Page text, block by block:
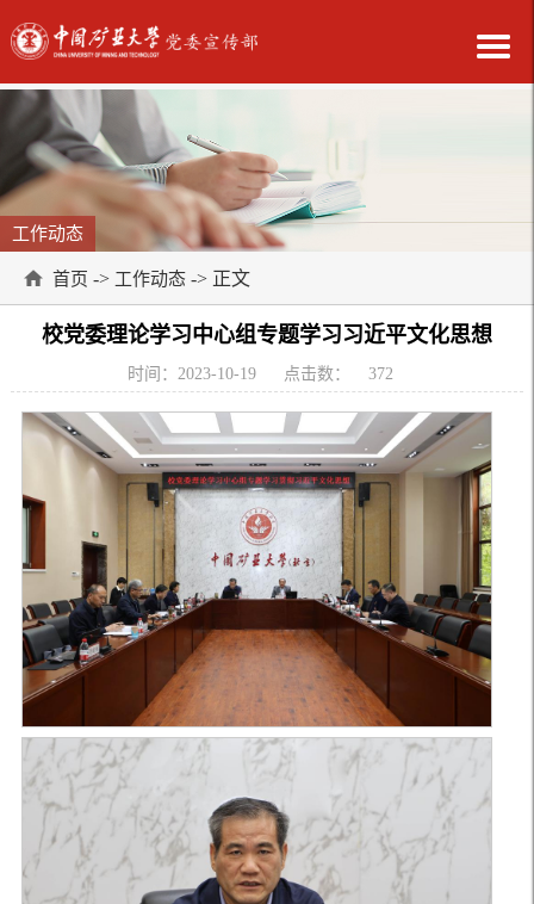
工作动态
首页 -> 工作动态 -> 正文
校党委理论学习中心组专题学习习近平文化思想
时间：2023-10-19 点击数： 372